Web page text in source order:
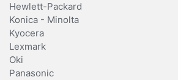
Hewlett-Packard
Konica - Minolta
Kyocera
Lexmark
Oki
Panasonic